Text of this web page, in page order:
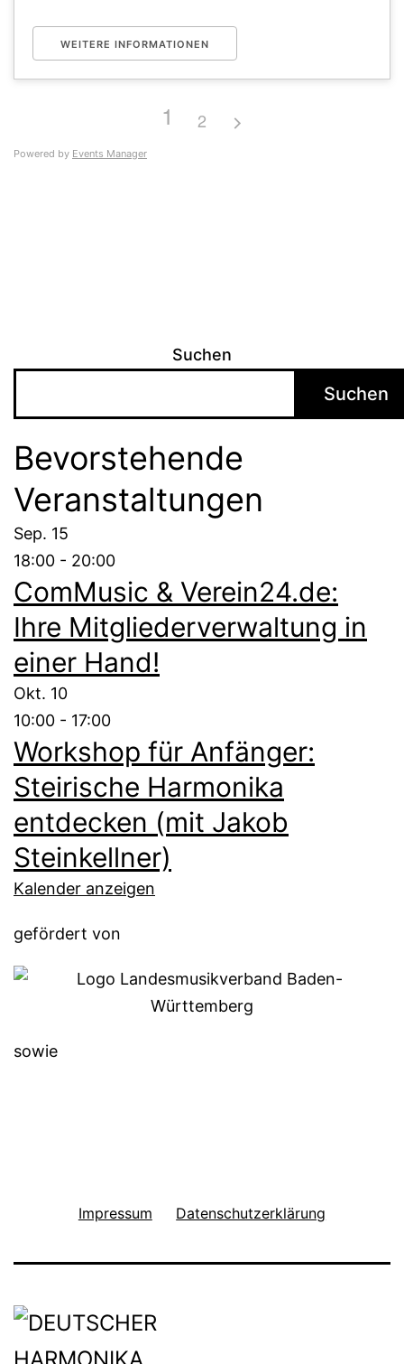
WEITERE INFORMATIONEN
1 2
Powered by Events Manager
Suchen
Suchen
Bevorstehende
Veranstaltungen
Sep. 15
18:00 - 20:00
ComMusic & Verein24.de:
Ihre Mitgliederverwaltung in
einer Hand!
Okt. 10
10:00 - 17:00
Workshop für Anfänger:
Steirische Harmonika
entdecken (mit Jakob
Steinkellner)
Kalender anzeigen
gefördert von
sowie
Impressum Datenschutzerklärung